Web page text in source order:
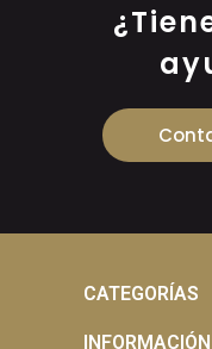
CATEGORÍAS
INFORMACIÓN